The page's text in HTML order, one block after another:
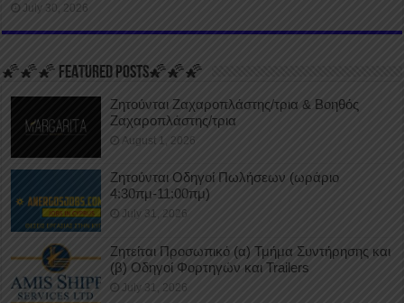
July 30, 2026
🌠🌠🌠 FEATURED POSTS🌠🌠🌠
Ζητούνται Ζαχαροπλάστης/τρια & Βοηθός
Ζαχαροπλάστης/τρια
August 1, 2026
Ζητούνται Οδηγοί Πωλήσεων (ωράριο
4:30πμ-11:00πμ)
July 31, 2026
Ζητείται Προσωπικό (α) Τμήμα Συντήρησης και
(β) Οδηγοί Φορτηγών και Trailers
July 31, 2026